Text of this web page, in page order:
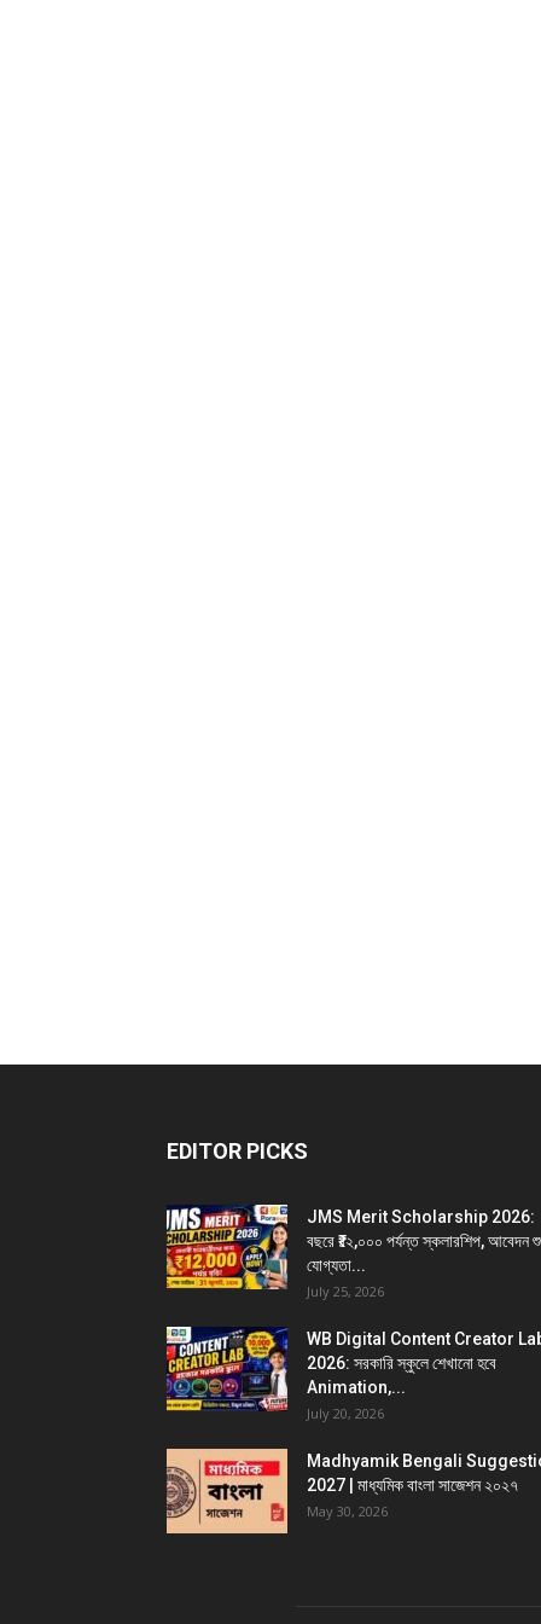
EDITOR PICKS
JMS Merit Scholarship 2026:
বছরে ₹১২,০০০ পর্যন্ত স্কলারশিপ, আবেদন
যোগ্যতা...
July 25, 2026
WB Digital Content Creator
2026: সরকারি স্কুলে শেখানো হবে
Animation,...
July 20, 2026
Madhyamik Bengali
2027 | মাধ্যমিক বাংলা সাজেশন ২০২৭
May 30, 2026